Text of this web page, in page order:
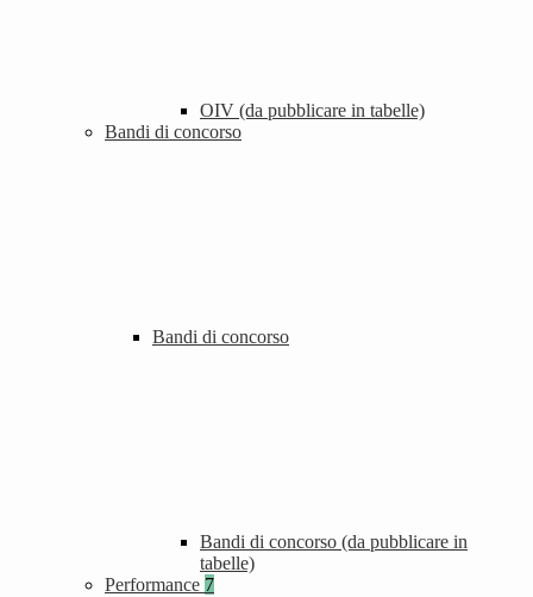
OIV (da pubblicare in tabelle)
Bandi di concorso
Bandi di concorso
Bandi di concorso (da pubblicare in
tabelle)
Performance 7